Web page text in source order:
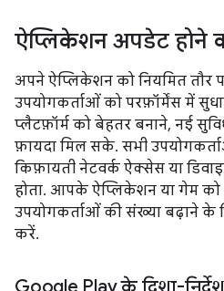
ऐप्लिकेशन अपडेट होने
अपने ऐप्लिकेशन को नियमित तौर
उपयोगकर्ताओं को परफ़ॉर्मेंस में
प्लैटफ़ॉर्म को बेहतर बनाने, नई
फ़ायदा मिल सके. सभी
किफ़ायती नेटवर्क ऐक्सेस या
होता. आपके ऐप्लिकेशन या गेम
उपयोगकर्ताओं की संख्या बढ़ाने
करें.